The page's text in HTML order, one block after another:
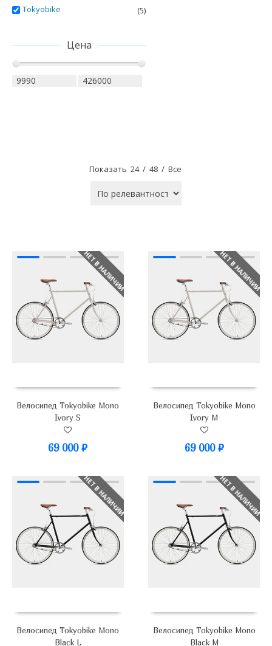
Tokyobike
(5)
Цена
Показать 24 / 48 / Все
НЕТ В НАЛИЧИИ
Велосипед Tokyobike Mono
Ivory S
69 000₽
НЕТ В НАЛИЧИИ
Велосипед Tokyobike Mono
Ivory M
69 000 ₽
НЕТ В НАЛИЧИИ
Велосипед Tokyobike Mono
Black L
НЕТ В НАЛИЧИИ
Велосипед Tokyobike Mono
Black M